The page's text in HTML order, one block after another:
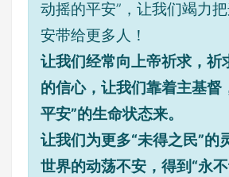
动摇的平安”，让我们竭力
安带给更多人！
让我们经常向上帝祈求，祈
的信心，让我们靠着主基督
平安”的生命状态来。
让我们为更多“未得之民”的
世界的动荡不安，得到“永